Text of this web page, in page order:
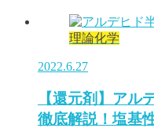
理論化学
2022.6.27
【還元剤】アル
徹底解説！塩基